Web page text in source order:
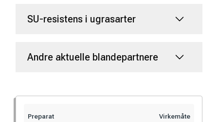
SU-resistens i ugrasarter
Andre aktuelle blandepartnere
Preparat Virkemåte